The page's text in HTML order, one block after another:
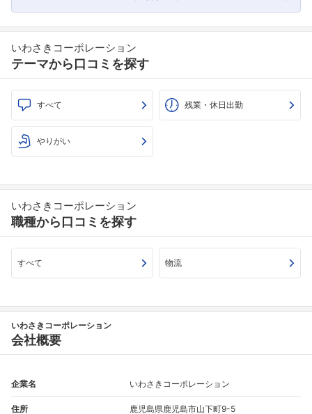
フォローしました
いわさきコーポレーション
テーマから口コミを探す
すべて 残業・休日出勤
やりがい
いわさきコーポレーション
職種から口コミを探す
すべて 物流
いわさきコーポレーション
会社概要
企業名 いわさきコーポレーション
住所 鹿児島県鹿児島市山下町9-5